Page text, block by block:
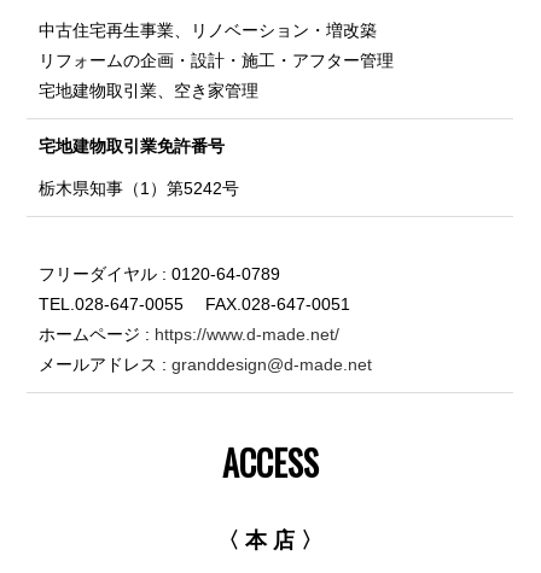
中古住宅再生事業、リノベーション・増改築
リフォームの企画・設計・施工・アフター管理
宅地建物取引業、空き家管理
宅地建物取引業免許番号
栃木県知事（1）第5242号
フリーダイヤル : 0120-64-0789
TEL.028-647-0055 FAX.028-647-0051
ホームページ : https://www.d-made.net/
メールアドレス :granddesign@d-made.net
ACCESS
〈 本 店 〉